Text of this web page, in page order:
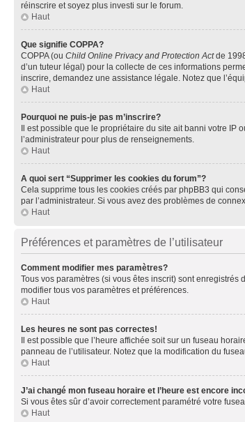
réinscrire et soyez plus investi sur le forum.
Haut
Que signifie COPPA?
COPPA (ou Child Online Privacy and Protection Actde
d’un tuteur légal) pour la collecte de ces informations
inscrire, demandez une assistance légale. Notez que
Haut
Pourquoi ne puis-je pas m’inscrire?
Il est possible que le propriétaire du site ait banni votre
l’administrateur pour plus de renseignements.
Haut
A quoi sert “Supprimer les cookies du forum”?
Cela supprime tous les cookies créés par phpBB3 qui
par l’administrateur. Si vous avez des problèmes de
Haut
Préférences et paramètres de l’utilisateur
Comment modifier mes paramètres?
Tous vos paramètres (si vous êtes inscrit) sont
modifier tous vos paramètres et préférences.
Haut
Les heures ne sont pas correctes!
Il est possible que l’heure affichée soit sur un fuseau
panneau de l’utilisateur. Notez que la modification du
Haut
J’ai changé mon fuseau horaire et l’heure est encore
Si vous êtes sûr d’avoir correctement paramétré votre
Haut